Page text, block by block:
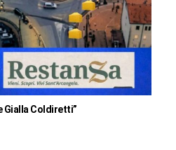
Gialla Coldiretti”